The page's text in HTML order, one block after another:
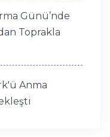
Günü’nde
Toprakla
Anma